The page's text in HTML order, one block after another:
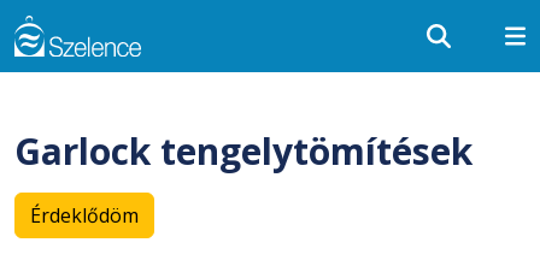
Garlock tengelytömítések
Érdeklődöm